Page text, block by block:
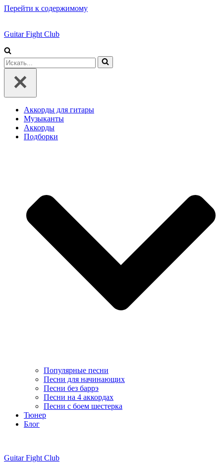
Перейти к содержимому
Guitar Fight Club
Искать...
Аккорды для гитары
Музыканты
Аккорды
Подборки
Популярные песни
Песни для начинающих
Песни без баррэ
Песни на 4 аккордах
Песни с боем шестерка
Тюнер
Блог
Guitar Fight Club